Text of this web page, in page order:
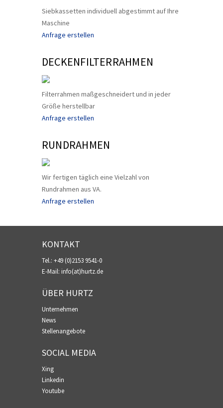
Siebkassetten individuell abgestimmt auf Ihre
Maschine
Anfrage erstellen
DECKENFILTERRAHMEN
Filterrahmen maßgeschneidert und in jeder
Größe herstellbar
Anfrage erstellen
RUNDRAHMEN
Wir fertigen täglich eine Vielzahl von
Rundrahmen aus VA.
Anfrage erstellen
KONTAKT
Tel.: +49 (0)2153 9541-0
E-Mail: info(at)hurtz.de
ÜBER HURTZ
Unternehmen
News
Stellenangebote
SOCIAL MEDIA
Xing
Linkedin
Youtube